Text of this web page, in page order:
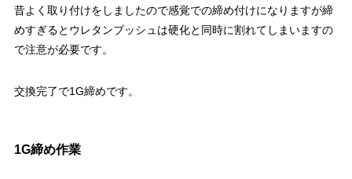
昔よく取り付けをしましたので感覚での締め付けになりますが締
めすぎるとウレタンブッシュは硬化と同時に割れてしまいますの
で注意が必要です。
交換完了で1G締めです。
1G締め作業